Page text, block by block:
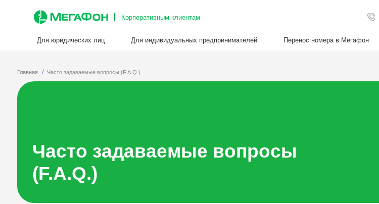
Перенос номера в Мегафон 8800
Для юридических лиц Для индивидуальных предпринимателей
Корпоративным клиентам Обратный звонок
(F.A.Q.)